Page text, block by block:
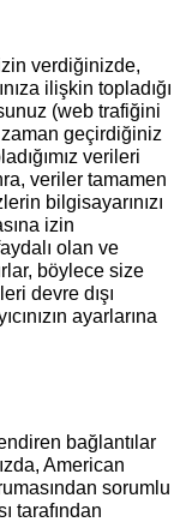
verdiğinizde,
ilişkin topladığı
(web trafiğini
geçirdiğiniz
verileri
veriler tamamen
bilgisayarınızı
izin
olan ve
böylece size
devre dışı
ayarlarına
bağlantılar
American
sorumlu
tarafından